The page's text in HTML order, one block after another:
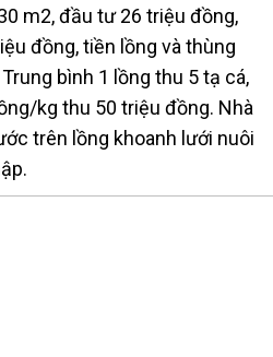
m2, đầu tư 26 triệu đồng,
đồng, tiền lồng và thùng
bình 1 lồng thu 5 tạ cá,
kg thu 50 triệu đồng. Nhà
trên lồng khoanh lưới nuôi